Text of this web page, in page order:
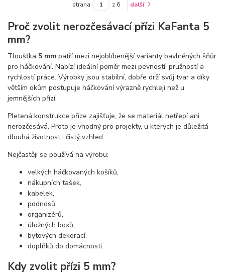
strana z 6 další
Proč zvolit nerozčesávací přízi KaFanta 5
mm?
Tloušťka 5 mm patří mezi nejoblíbenější varianty bavlněných šňůr
pro háčkování. Nabízí ideální poměr mezi pevností, pružností a
rychlostí práce. Výrobky jsou stabilní, dobře drží svůj tvar a díky
větším okům postupuje háčkování výrazně rychleji než u
jemnějších přízí.
Pletená konstrukce příze zajišťuje, že se materiál netřepí ani
nerozčesává. Proto je vhodný pro projekty, u kterých je důležitá
dlouhá životnost i čistý vzhled.
Nejčastěji se používá na výrobu:
velkých háčkovaných košíků,
nákupních tašek,
kabelek,
podnosů,
organizérů,
úložných boxů,
bytových dekorací,
doplňků do domácnosti.
Kdy zvolit přízi 5 mm?